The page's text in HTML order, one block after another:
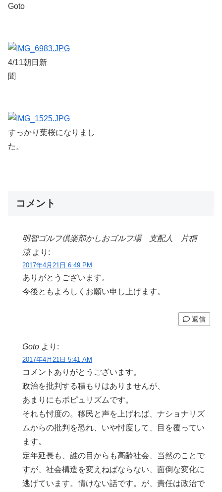
Goto
4/11朝日新
聞
すっかり葉桜になりまし
た。
コメント
明智ゴルフ倶楽部かしおゴルフ場 支配人 片桐
涼 より:
2017年4月21日 6:49 PM
ありがとうございます。
今後ともよろしくお願い申し上げます。
返信
Goto より:
2017年4月21日 5:41 AM
コメントありがとうございます。
政治を批判する積もりはありませんが、
あまりにもポピュリズムです。
それも忖度の。移民と声を上げれば、ナショナリズ
ムからの批判を恐れ、いや忖度して、目を覆ってい
ます。
定年延長も、誰の目からも高齢社会、当然のことで
すが、社会構造を変えねばならない、面倒な変化に
逃げています。情けない話です。が、責任は政治で